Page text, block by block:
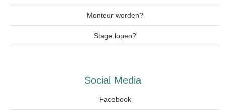
Monteur worden?
Stage lopen?
Social Media
Facebook